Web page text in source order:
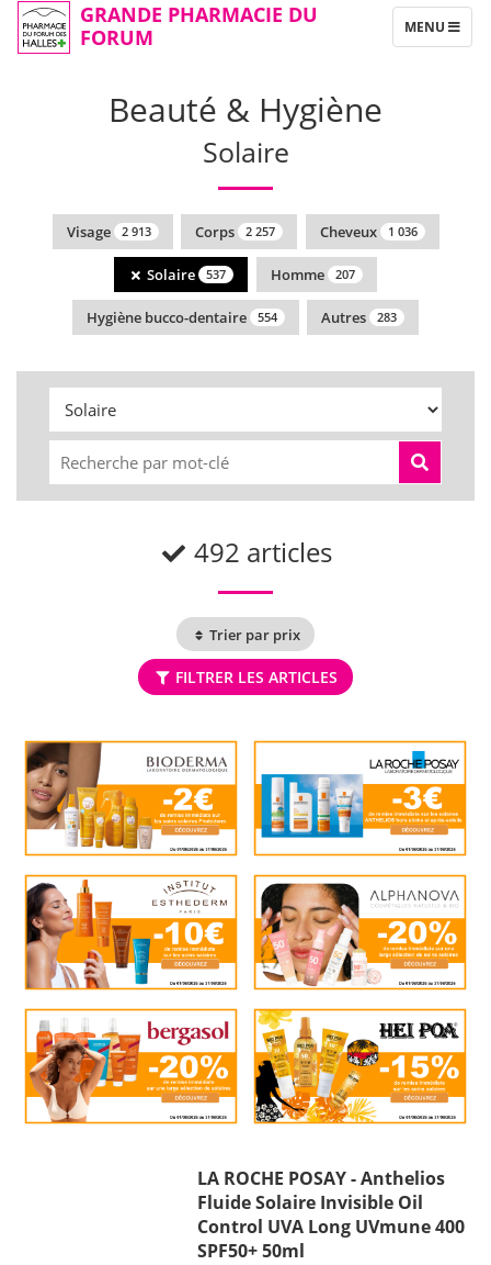
GRANDE PHARMACIE DU
FORUM
TOGGLE
NAVIGATION
MENU
Beauté & Hygiène
Solaire
Visage 2 913 Corps 2 257 Cheveux 1 036
Solaire 537 Homme 207
Hygiène bucco-dentaire 554 Autres 283
492 articles
Trier par prix
FILTRER LES ARTICLES
LA ROCHE POSAY - Anthelios
Fluide Solaire Invisible Oil
Control UVA Long UVmune 400
SPF50+ 50ml